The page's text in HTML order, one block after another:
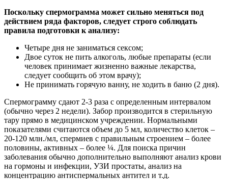
Поскольку спермограмма может сильно меняться под
действием ряда факторов, следует строго соблюдать
правила подготовки к анализу:
Четыре дня не заниматься сексом;
Двое суток не пить алкоголь, любые препараты (если
человек принимает жизненно важные лекарства,
следует сообщить об этом врачу);
Не принимать горячую ванну, не ходить в баню (2 дня).
Спермограмму сдают 2-3 раза с определенным интервалом
(обычно через 2 недели). Забор производится в стерильную
тару прямо в медицинском учреждении. Нормальными
показателями считаются объем до 5 мл, количество клеток –
20-120 млн./мл, спермиев с правильным строением – более
половины, активных – более ¼. Для поиска причин
заболевания обычно дополнительно выполняют анализ крови
на гормоны и инфекции, УЗИ простаты, анализ на
концентрацию антиспермальных антител и т.д.